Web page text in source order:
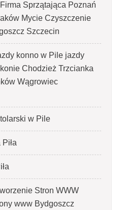
Sprzątająca Poznań
Mycie Czyszczenie
Szczecin
konno w Pile jazdy
konie Chodzież Trzcianka
Wągrowiec
w Pile
Stron WWW
www Bydgoszcz